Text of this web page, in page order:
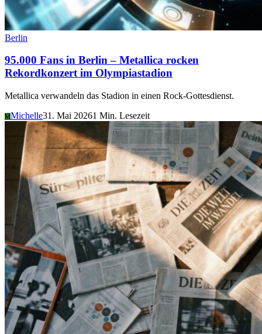
Berlin
95.000 Fans in Berlin – Metallica rocken
Rekordkonzert im Olympiastadion
Metallica verwandeln das Stadion in einen Rock-Gottesdienst.
MMichelle31. Mai 20261 Min. Lesezeit